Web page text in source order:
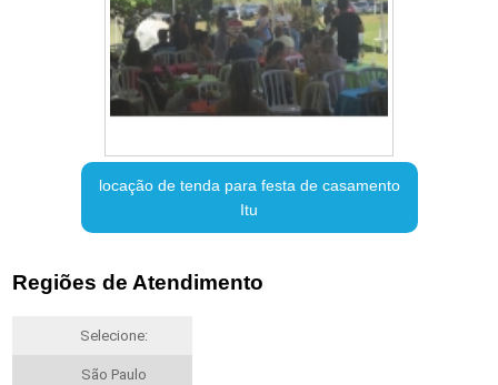
locação de tenda para festa de casamento
Itu
Regiões de Atendimento
Selecione:
São Paulo